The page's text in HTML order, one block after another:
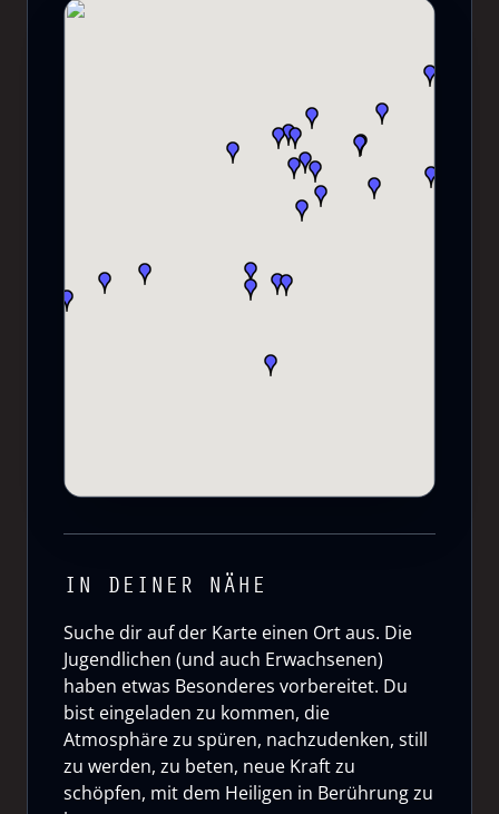
IN DEINER NÄHE
Suche dir auf der Karte einen Ort aus. Die
Jugendlichen (und auch Erwachsenen)
haben etwas Besonderes vorbereitet. Du
bist eingeladen zu kommen, die
Atmosphäre zu spüren, nachzudenken, still
zu werden, zu beten, neue Kraft zu
schöpfen, mit dem Heiligen in Berührung zu